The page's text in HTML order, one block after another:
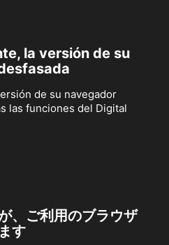
la versión de su
de su navegador
las funciones del Digital
、ご利用のブラウザ
す